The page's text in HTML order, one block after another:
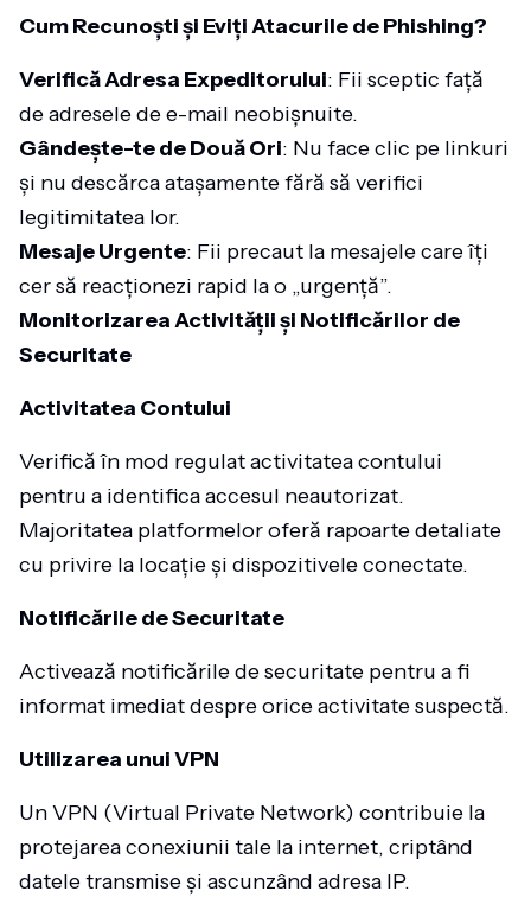
Cum Recunoști și Eviți Atacurile de Phishing?
Verifică Adresa Expeditorului: Fii sceptic față
de adresele de e-mail neobișnuite.
Gândește-te de Două Ori: Nu face clic pe linkuri
și nu descărca atașamente fără să verifici
legitimitatea lor.
Mesaje Urgente: Fii precaut la mesajele care îți
cer să reacționezi rapid la o „urgență”.
Monitorizarea Activității și Notificărilor de
Securitate
Activitatea Contului
Verifică în mod regulat activitatea contului
pentru a identifica accesul neautorizat.
Majoritatea platformelor oferă rapoarte detaliate
cu privire la locație și dispozitivele conectate.
Notificările de Securitate
Activează notificările de securitate pentru a fi
informat imediat despre orice activitate suspectă.
Utilizarea unui VPN
Un VPN (Virtual Private Network) contribuie la
protejarea conexiunii tale la internet, criptând
datele transmise și ascunzând adresa IP.